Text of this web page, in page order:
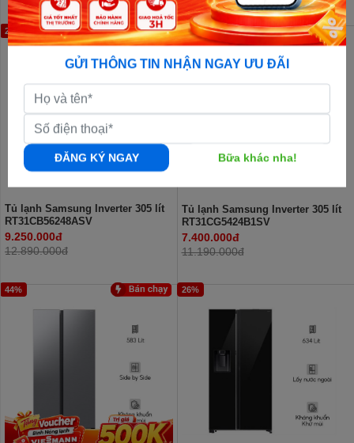
29%
Tủ lạnh Samsung Inverter 305 lít
RT31CB56248ASV
9.250.000đ
12.890.000đ
34%
Tủ lạnh Samsung Inverter 305 lít
RT31CG5424B1SV
7.400.000đ
11.190.000đ
44% 26%
GỬI THÔNG TIN NHẬN NGAY ƯU ĐÃI
ĐĂNG KÝ NGAY Bữa khác nha!